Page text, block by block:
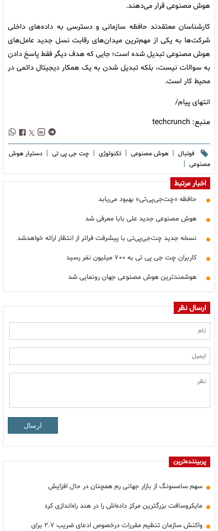
هوش مصنوعی قرار می‌دهند.
کارشناسان معتقدند حافظه سازمانی و دسترسی به داده‌های داخلی
شرکت‌ها به یکی از مهم‌ترین میدان‌های رقابت نسل جدید عامل‌های
هوش مصنوعی تبدیل شده است؛ جایی که هدف دیگر فقط پاسخ دادن
به سوالات نیست، بلکه تبدیل شدن به یک همکار دیجیتال دائمی در
محیط کار است.
انتهای پیام/
منبع: techcrunch
فوتبال | هوش مصنوعی | تکنولوژی | چت جی پی تی | دستیار هوش
مصنوعی |
اخبار مرتبط
حافظه «چت‌جی‌پی‌تی» بهبود می‌یابد
هوش مصنوعی جدید علی بابا معرفی شد
نسخه جدید چت‌جی‌پی‌تی با پیشرفت فراتر از انتظار ارائه خواهدشد
کاربران چت جی پی تی به ۷۰۰ میلیون نفر رسید
هوشمندترین هوش مصنوعی جهان رونمایی شد
ارسال نظر
ارسال
پربیننده‌ترین
سهم سامسونگ از بازار جهانی رم همچنان در حال افزایش
مایکروسافت بزرگترین مرکز داده‌اش را در هند راه‌اندازی کرد
واکنش سازمان تنظیم مقررات درخصوص ادعای ضریب ۲.۷ برای